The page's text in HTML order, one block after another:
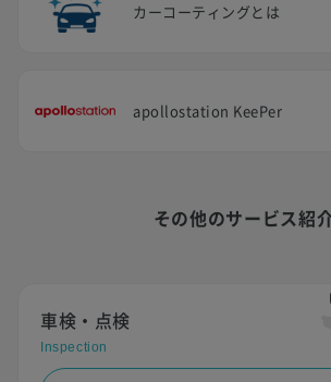
カーコーティングとは
apollostation KeePer
その他のサービス紹
車検・点検
Inspection